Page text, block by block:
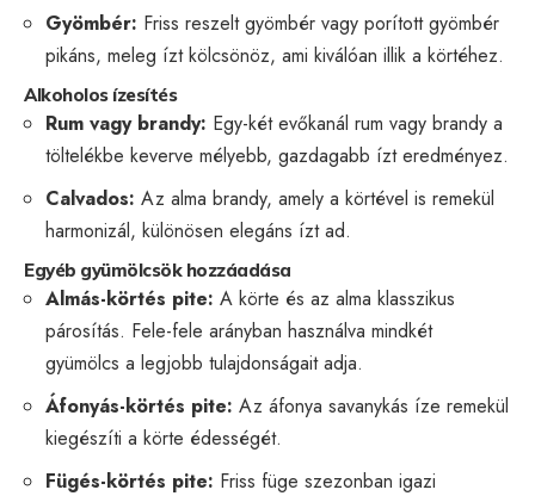
Gyömbér: Friss reszelt gyömbér vagy porított gyömbér
pikáns, meleg ízt kölcsönöz, ami kiválóan illik a körtéhez.
Alkoholos ízesítés
Rum vagy brandy: Egy-két evőkanál rum vagy brandy a
töltelékbe keverve mélyebb, gazdagabb ízt eredményez.
Calvados: Az alma brandy, amely a körtével is remekül
harmonizál, különösen elegáns ízt ad.
Egyéb gyümölcsök hozzáadása
Almás-körtés pite: A körte és az alma klasszikus
párosítás. Fele-fele arányban használva mindkét
gyümölcs a legjobb tulajdonságait adja.
Áfonyás-körtés pite: Az áfonya savanykás íze remekül
kiegészíti a körte édességét.
Fügés-körtés pite: Friss füge szezonban igazi